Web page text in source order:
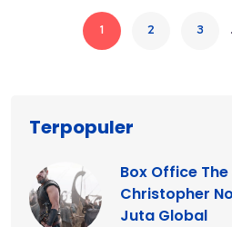
1 2 3
Terpopuler
Box Office
Christopher
Juta Global